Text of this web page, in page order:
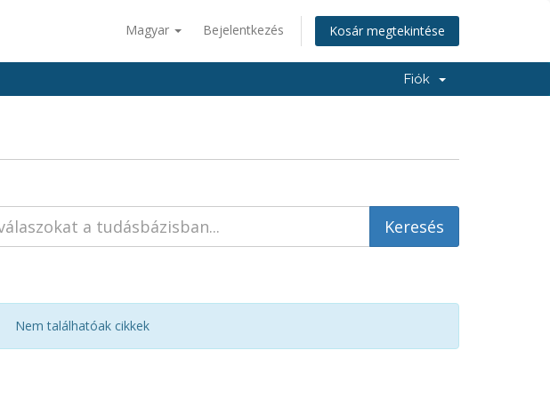
Magyar Bejelentkezés Kosár megtekintése
Fiók
Nem találhatóak cikkek